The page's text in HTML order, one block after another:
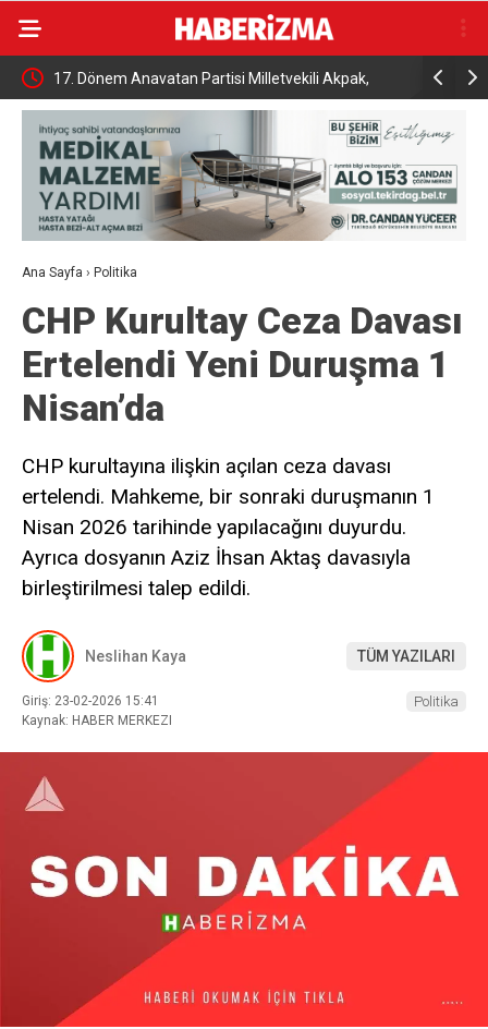
Tutuklu Başkan Günel’den cezaevinden mektuplu
açıklama
Kanser
ve
Ana Sayfa › Politika
CHP Kurultay Ceza Davası
Ertelendi Yeni Duruşma 1
Nisan’da
CHP kurultayına ilişkin açılan ceza davası
ertelendi. Mahkeme, bir sonraki duruşmanın 1
Nisan 2026 tarihinde yapılacağını duyurdu.
Ayrıca dosyanın Aziz İhsan Aktaş davasıyla
birleştirilmesi talep edildi.
Neslihan Kaya TÜM YAZILARI
Giriş: 23-02-2026 15:41
Kaynak: HABER MERKEZI
Politika